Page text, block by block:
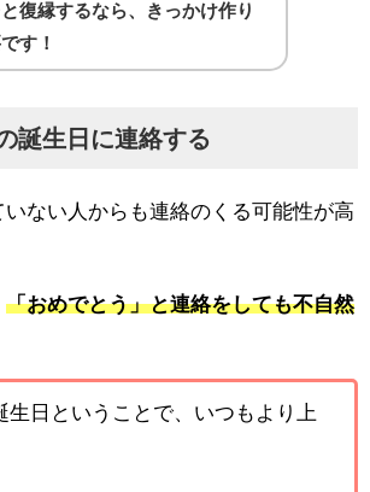
復縁するなら、きっかけ作り
す！
誕生日に連絡する
ない人からも連絡のくる可能性が高
「おめでとう」と連絡をしても不自然
生日ということで、いつもより上